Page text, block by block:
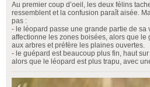
Au premier coup d’oeil, les deux félins
ressemblent et la confusion paraît aisée.
pas :
- le léopard passe une grande partie de sa
affectionne les zones boisées, alors que le
aux arbres et préfère les plaines ouvertes.
- le guépard est beaucoup plus fin, haut
alors que le léopard est plus trapu, avec